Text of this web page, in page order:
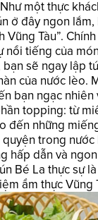
một thực
ở đây ngon
Vũng Tàu”.
nổi tiếng của
sẽ ngay lập
của nước lèo.
bạn ngạc nhiên
topping: từ
đến những
quyện trong
hấp dẫn và
Bé La thực sự
ẩm thực Vũng